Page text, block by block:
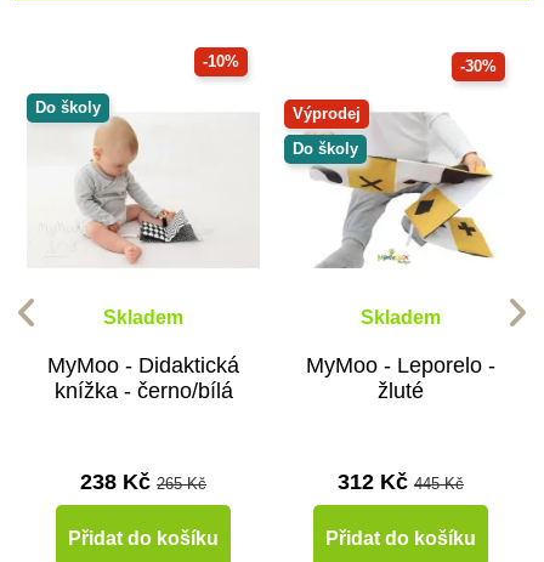
-10%
Do školy
Skladem
MyMoo - Didaktická
knížka - černo/bílá
238 Kč 265 Kč
Přidat do košíku
-30%
Výprodej
Do školy
Skladem
MyMoo - Leporelo -
žluté
312 Kč 445 Kč
Přidat do košíku